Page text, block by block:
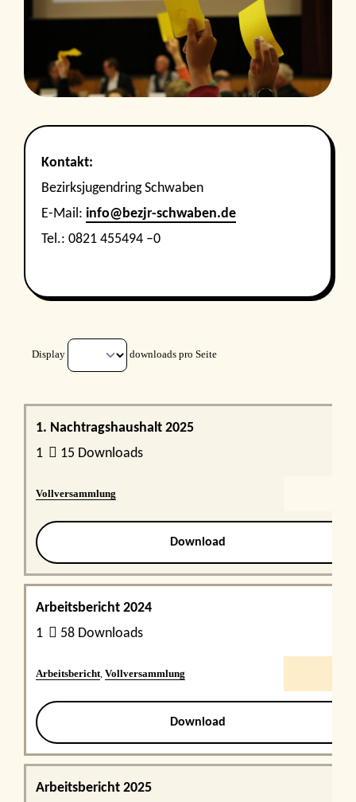
Kontakt:
Bezirksjugendring Schwaben
E-Mail: info@bezjr-schwaben.de
Tel.: 0821 455494 –0
Display downloads pro Seite
1. Nachtragshaushalt 2025
1
15 Downloads
Vollversammlung
Download
Arbeitsbericht 2024
1
58 Downloads
Arbeitsbericht Vollversammlung
Download
Arbeitsbericht 2025